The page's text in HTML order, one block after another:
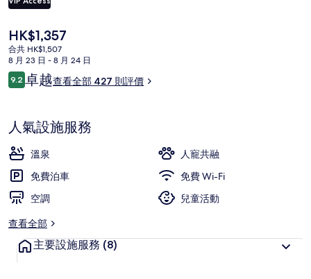
現
價
HK$1,357
HK$1,357
合共 HK$1,507
8 月 23 日 - 8 月 24 日
評
價
9.29.2 分，滿分 10 分，
卓越查看全部 427 則評價
人氣設施服務
溫泉
人寵共融
免費泊車
免費 Wi-Fi
空調
兒童活動
查看全部
主要設施服務 (8)